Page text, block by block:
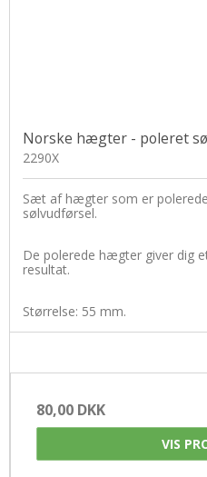
Norske hægter - poleret
2290X
Sæt af hægter som er
sølvudførsel.
De polerede hægter giver dig
resultat.
Størrelse: 55 mm.
80,00 DKK
VIS